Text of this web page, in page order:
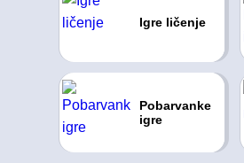
Igre ličenje
Pobarvanke
igre